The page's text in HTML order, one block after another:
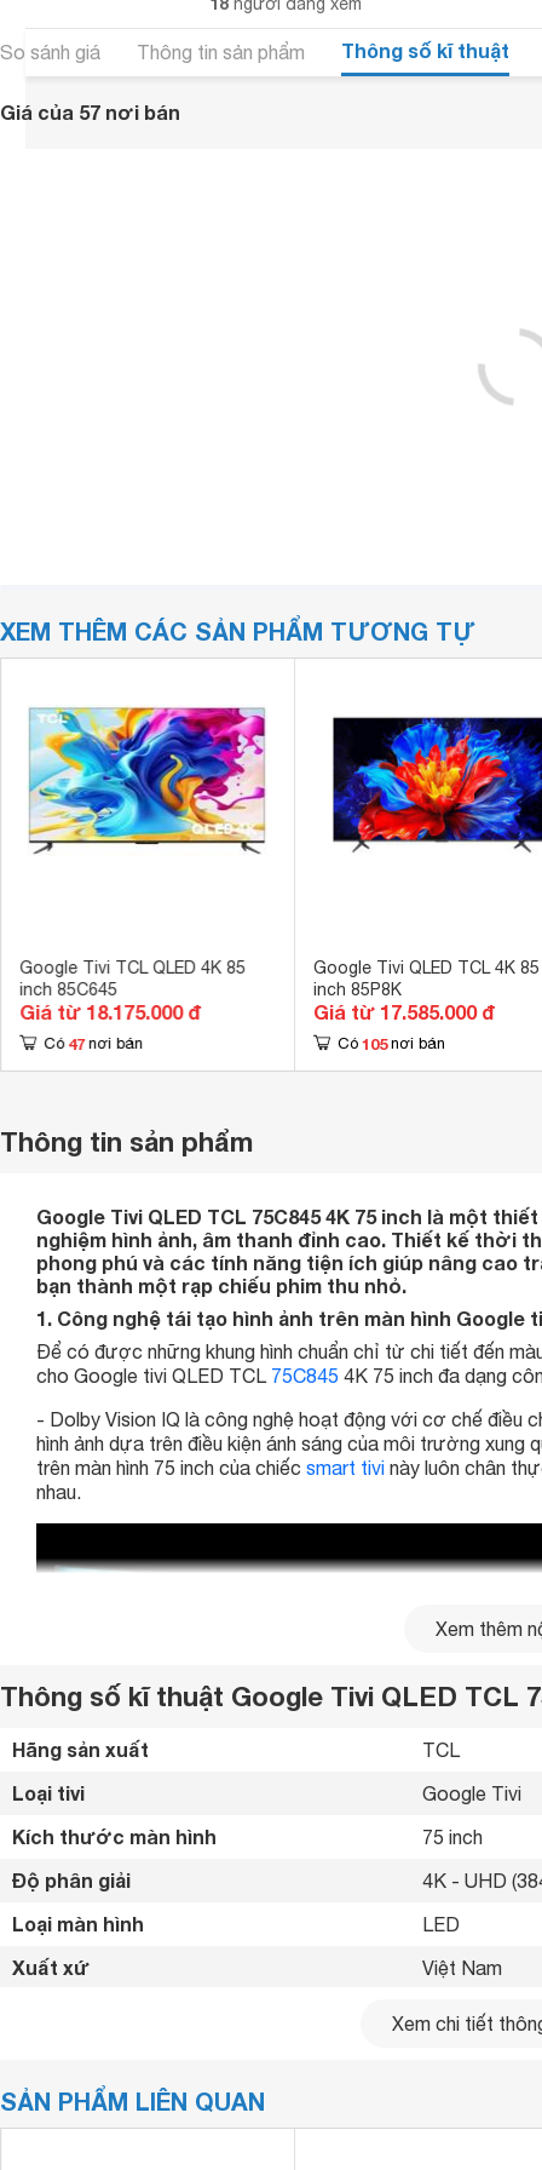
So sánh giá Thông tin sản phẩm Thông số kĩ thuật
Giá của 57 nơi bán
XEM THÊM CÁC SẢN PHẨM TƯƠNG TỰ
Google Tivi TCL QLED 4K 85
inch 85C645
Giá từ 18.175.000 đ
Có 47 nơi bán
Google Tivi QLED TCL 4K 85
inch 85P8K
Giá từ 17.585.000 đ
Có 105 nơi bán
Thông tin sản phẩm
Google Tivi QLED TCL 75C845 4K 75 inch là một
nghiệm hình ảnh, âm thanh đỉnh cao. Thiết kế thời
phong phú và các tính năng tiện ích giúp nâng cao
bạn thành một rạp chiếu phim thu nhỏ.
1. Công nghệ tái tạo hình ảnh trên màn hình Google
Để có được những khung hình chuẩn chỉ từ chi tiết đến
cho Google tivi QLED TCL 75C845 4K 75 inch đa dạng
- Dolby Vision IQ là công nghệ hoạt động với cơ chế điều
hình ảnh dựa trên điều kiện ánh sáng của môi trường xung
trên màn hình 75 inch của chiếc smart tivi này luôn chân
nhau.
- HDR 2000 nits hoạt động mạnh mẽ, mang lại cường độ
tốt hơn giữa các vùng sáng và tối.
Xem thêm
Thông số kĩ thuật Google Tivi QLED TCL
Hãng sản xuất TCL
Loại tivi Google Tivi
Kích thước màn hình 75 inch
Độ phân giải 4K - UHD
Loại màn hình LED
Xuất xứ Việt Nam
2023
Kết nối internet
Xem chi tiết
SẢN PHẨM LIÊN QUAN